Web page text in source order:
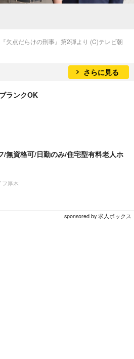
欠点だらけの刑事』第2弾より (C)テレビ朝
さらに見る
ランクOK
/無資格可/日勤のみ/住宅型有料老人ホ
フ厚木
sponsored by 求人ボックス